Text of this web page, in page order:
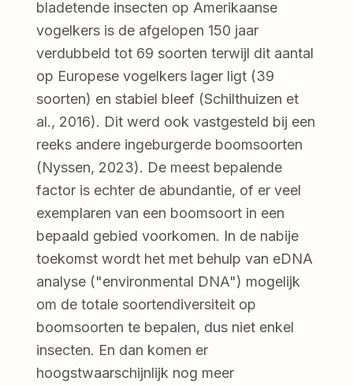
bladetende insecten op Amerikaanse
vogelkers is de afgelopen 150 jaar
verdubbeld tot 69 soorten terwijl dit aantal
op Europese vogelkers lager ligt (39
soorten) en stabiel bleef (Schilthuizen et
al., 2016). Dit werd ook vastgesteld bij een
reeks andere ingeburgerde boomsoorten
(Nyssen, 2023). De meest bepalende
factor is echter de abundantie, of er veel
exemplaren van een boomsoort in een
bepaald gebied voorkomen. In de nabije
toekomst wordt het met behulp van eDNA
analyse ("environmental DNA") mogelijk
om de totale soortendiversiteit op
boomsoorten te bepalen, dus niet enkel
insecten. En dan komen er
hoogstwaarschijnlijk nog meer